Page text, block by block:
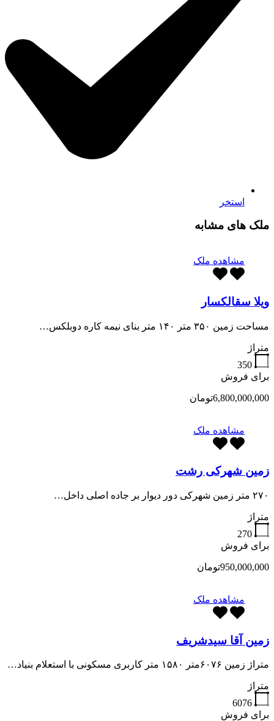
استخر
ملک های مشابه
مشاهده ملک
ویلا سقالکسار
مساحت زمین ۳۵۰ متر ۱۴۰ متر بنای نیمه کاره دوبلکس…
متراژ
350
برای فروش
6,800,000,000تومان
مشاهده ملک
زمین شهرکی رشت
۲۷۰ متر زمین شهرکی دور دیوار بر جاده اصلی داخل…
متراژ
270
برای فروش
950,000,000تومان
مشاهده ملک
زمین آقا سیدشریف
متراژ زمین ۶۰۷۶متر ۱۵۸۰ متر کاربری مسکونی با استعلام بنیاد…
متراژ
6076
برای فروش